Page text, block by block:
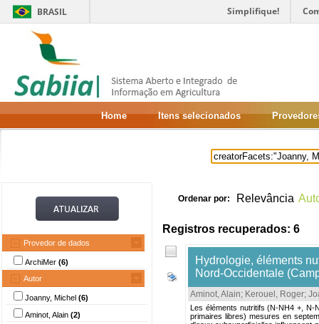
BRASIL Simplifique!
Home Itens selecionados
Provedor de dados
ArchiMer (6)
Autor
Joanny, Michel (6)
Aminot, Alain (2)
Ordenar por: Relevância
Registros recuperados: 6
Hydrologie, éléments
Nord-Occidentale
Aminot, Alain; Kerouel, Roger;
Les éléments nutritifs (N-NH4 +, N-
primaires libres) mesures en